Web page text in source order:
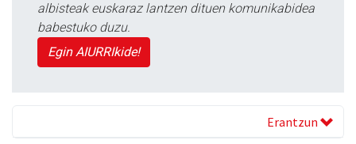
albisteak euskaraz lantzen dituen komunikabidea
babestuko duzu.
Egin AIURRIkide!
Erantzun